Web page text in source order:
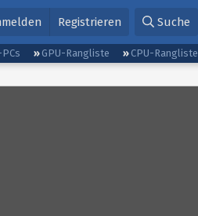
Registrieren Suche
GPU-Rangliste
CPU-Rangliste